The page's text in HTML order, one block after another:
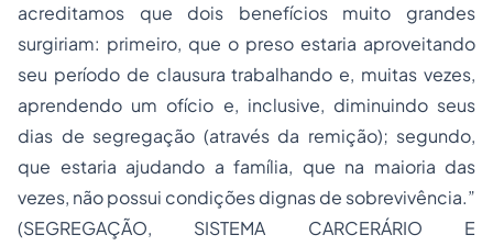
acreditamos que dois benefícios muito grandes
surgiriam: primeiro, que o preso estaria aproveitando
seu período de clausura trabalhando e, muitas vezes,
aprendendo um ofício e, inclusive, diminuindo seus
dias de segregação (através da remição); segundo,
que estaria ajudando a família, que na maioria das
vezes, não possui condições dignas de sobrevivência.”
(SEGREGAÇÃO, SISTEMA CARCERÁRIO E